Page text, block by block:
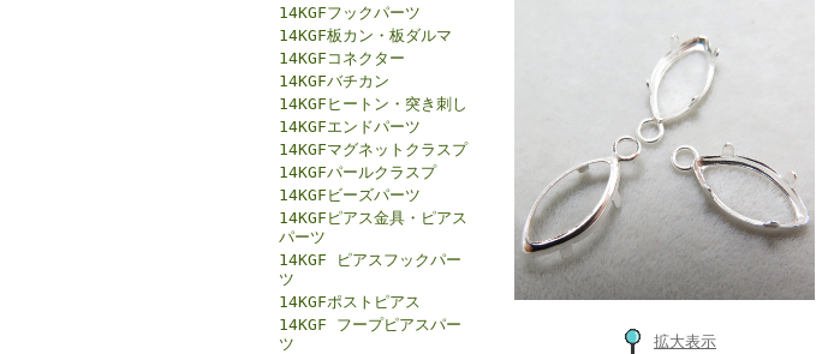
14KGFフックパーツ
14KGF板カン・板ダルマ
14KGFコネクター
14KGFバチカン
14KGFヒートン・突き刺し
14KGFエンドパーツ
14KGFマグネットクラスプ
14KGFパールクラスプ
14KGFビーズパーツ
14KGFピアス金具・ピアス
パーツ
14KGF ピアスフックパー
ツ
14KGFポストピアス
14KGF フープピアスパー
ツ
拡大表示